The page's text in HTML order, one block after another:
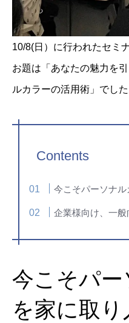
10/8(日）に行われたセミナ
お題は「あなたの魅力を
ルカラーの活用術」でした
Contents
今こそパーソナル
企業様向け、一
今こそパ
を家に取り